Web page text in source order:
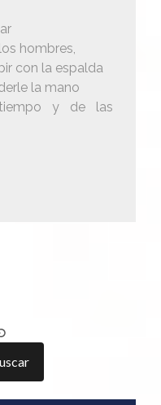
hombres,
con la espalda
la mano
y de las